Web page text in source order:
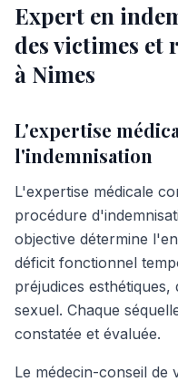
Expert en
des victimes
à Nimes
L'expertise
l'indemnisation
L'expertise médicale
procédure
objective détermine
déficit fonctionnel
préjudices
sexuel. Chaque
constatée et évaluée.
Le médecin-conseil de